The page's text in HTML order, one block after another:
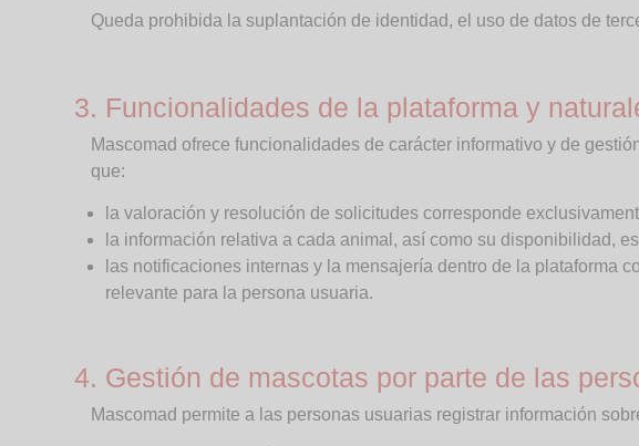
Queda prohibida la suplantación de identidad, el uso de datos de
3. Funcionalidades de la plataforma y
Mascomad ofrece funcionalidades de carácter informativo y de
que:
la valoración y resolución de solicitudes corresponde
la información relativa a cada animal, así como su disponibilidad,
las notificaciones internas y la mensajería dentro de la plataforma
relevante para la persona usuaria.
4. Gestión de mascotas por parte de las
Mascomad permite a las personas usuarias registrar información